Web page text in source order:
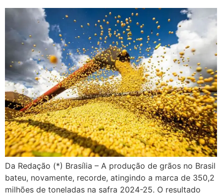
Da Redação (*) Brasília – A produção de grãos no Brasil
bateu, novamente, recorde, atingindo a marca de 350,2
milhões de toneladas na safra 2024-25. O resultado